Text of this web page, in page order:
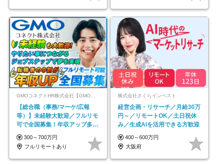
GMOコネクトHR株式会社【GMOインターネットグループ】
【総合職（事務/マーケ/広報
等）】未経験大歓迎／フルリモ
可で全国募集！年収アップ多数
★年休最大130日★
300～700万円
フルリモートあり
株式会社さくらインベスト
経営企画・リサーチ／月給30万
円～／リモートOK／土日祝休
み／生成AIを活用できる方歓迎
400～600万円
大阪府